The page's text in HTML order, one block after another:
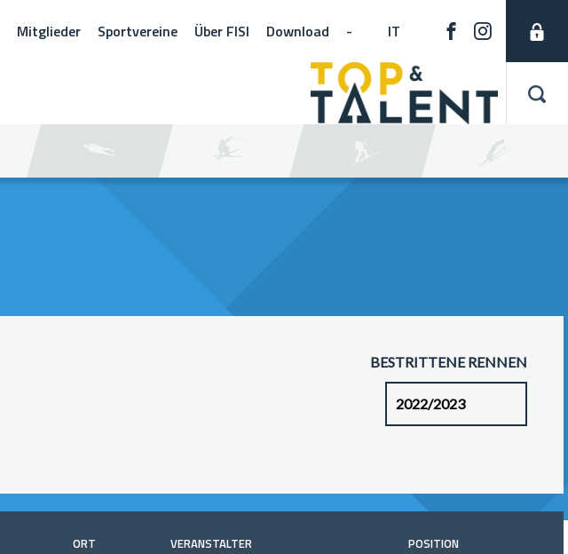
Mitglieder Sportvereine Über FISI Download - IT
BESTRITTENE RENNEN
ORT VERANSTALTER POSITION